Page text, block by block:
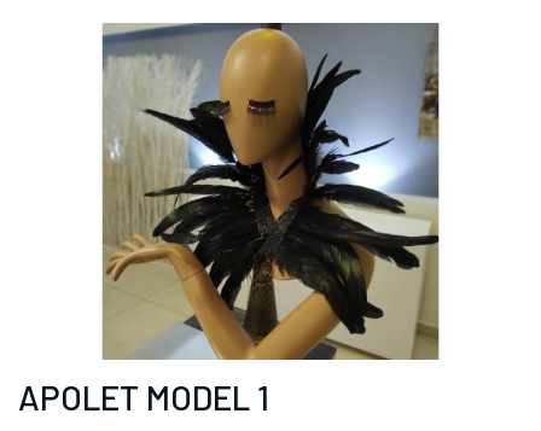
APOLET MODEL 1